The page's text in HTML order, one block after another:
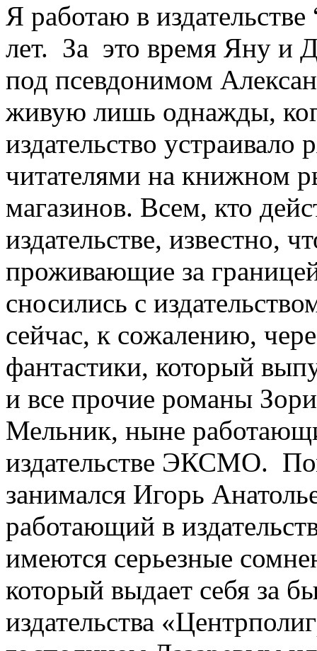
Я работаю в
лет. За это время Яну и
под псевдонимом
живую лишь однажды,
издательство устраивало
читателями на книжном
магазинов. Всем, кто
издательстве, известно,
проживающие за
сносились с
сейчас, к сожалению,
фантастики, который
и все прочие романы
Мельник, ныне
издательстве ЭКСМО.
занимался Игорь
работающий в
имеются серьезные
который выдает себя за
издательства